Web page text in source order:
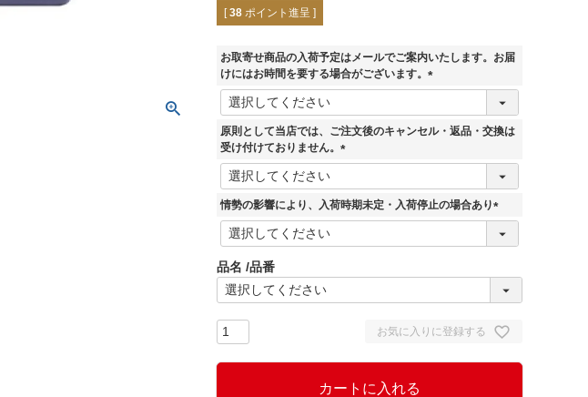
[ 38 ポイント進呈 ]
お取寄せ商品の入荷予定はメールでご案内いたします。お届
けにはお時間を要する場合がございます。
(
須
原則として当店では、ご注文後のキャンセル・返品・交換は
受け付けておりません。
(
須
情勢の影響により、入荷時期未定・入荷停止の場合あり
(
)
品名 品番
お気に入りに登録する
カートに入れる